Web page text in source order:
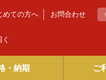
めての方へ お問合わせ
・納期 ご